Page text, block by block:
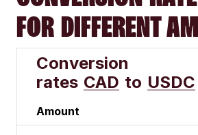
FOR DIFFERENT
Conversion
rates CAD to USDC
Amount